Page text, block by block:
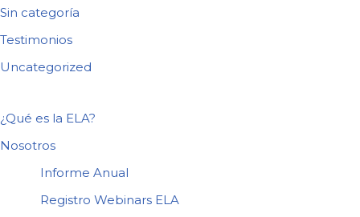
Sin categoría
Testimonios
Uncategorized
¿Qué es la ELA?
Nosotros
Informe Anual
Registro Webinars ELA